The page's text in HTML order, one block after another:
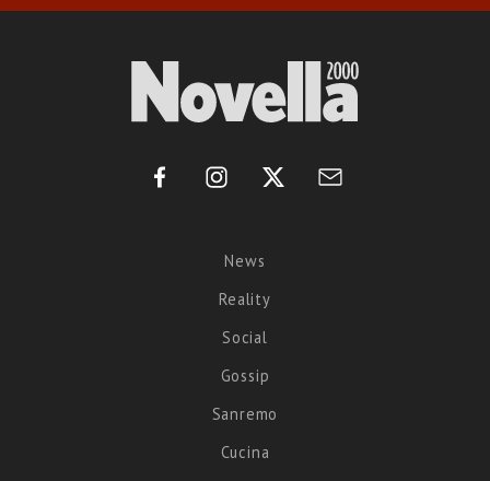
News
Reality
Social
Gossip
Sanremo
Cucina